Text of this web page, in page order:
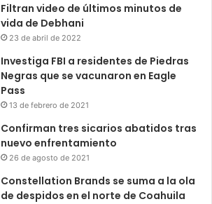
Filtran video de últimos minutos de
vida de Debhani
23 de abril de 2022
Investiga FBI a residentes de Piedras
Negras que se vacunaron en Eagle
Pass
13 de febrero de 2021
Confirman tres sicarios abatidos tras
nuevo enfrentamiento
26 de agosto de 2021
Constellation Brands se suma a la ola
de despidos en el norte de Coahuila